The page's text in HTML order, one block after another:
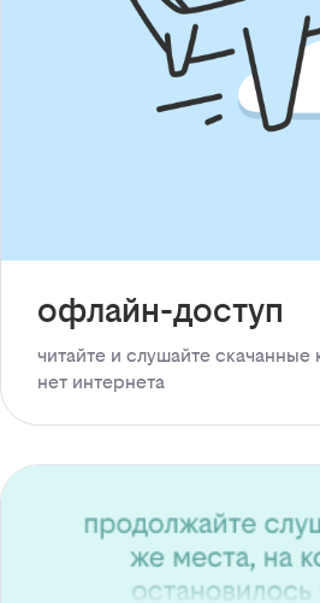
офлайн-доступ
читайте и слушайте скачанные
нет интернета